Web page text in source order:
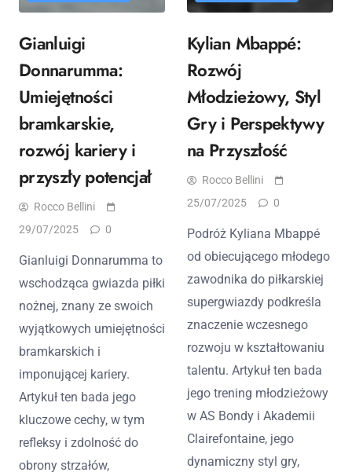
Gianluigi
Donnarumma:
Umiejętności
bramkarskie,
rozwój kariery i
przyszły potencjał
Rocco Bellini
29/07/2025
0
Gianluigi Donnarumma to
wschodząca gwiazda piłki
nożnej, znany ze swoich
wyjątkowych umiejętności
bramkarskich i
imponującej kariery.
Artykuł ten bada jego
kluczowe cechy, w tym
refleksy i zdolność do
obrony strzałów,
Kylian Mbappé:
Rozwój
Młodzieżowy, Styl
Gry i Perspektywy
na Przyszłość
Rocco Bellini
25/07/2025
0
Podróż Kyliana Mbappé
od obiecującego młodego
zawodnika do piłkarskiej
supergwiazdy podkreśla
znaczenie wczesnego
rozwoju w kształtowaniu
talentu. Artykuł ten bada
jego trening młodzieżowy
w AS Bondy i Akademii
Clairefontaine, jego
dynamiczny styl gry,